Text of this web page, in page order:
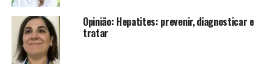
Opinião: Hepatites: prevenir, diagnosticar e
tratar